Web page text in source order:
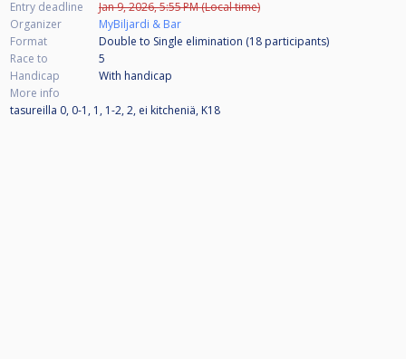
Entry deadline
Jan 9, 2026, 5:55 PM (Local time)
Organizer
MyBiljardi & Bar
Format
Double to Single elimination (18 participants)
Race to
5
Handicap
With handicap
More info
tasureilla 0, 0-1, 1, 1-2, 2, ei kitcheniä, K18